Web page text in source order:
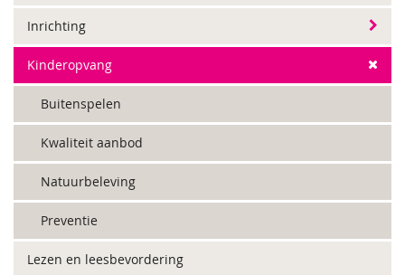
Inrichting
Kinderopvang
Buitenspelen
Kwaliteit aanbod
Natuurbeleving
Preventie
Lezen en leesbevordering